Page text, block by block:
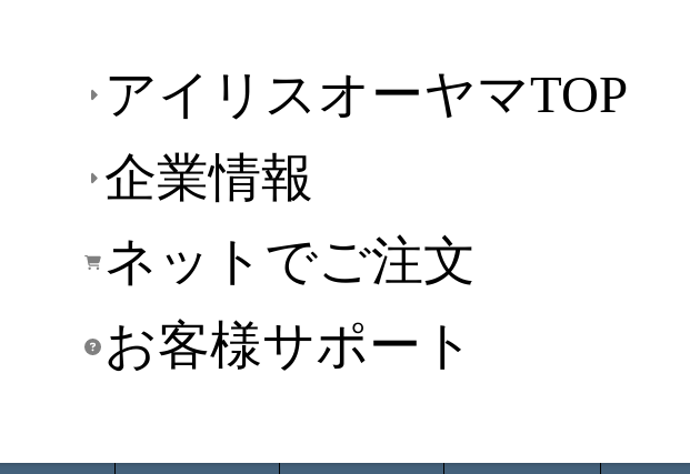
アイリスオーヤマTOP
企業情報
ネットでご注文
お客様サポート